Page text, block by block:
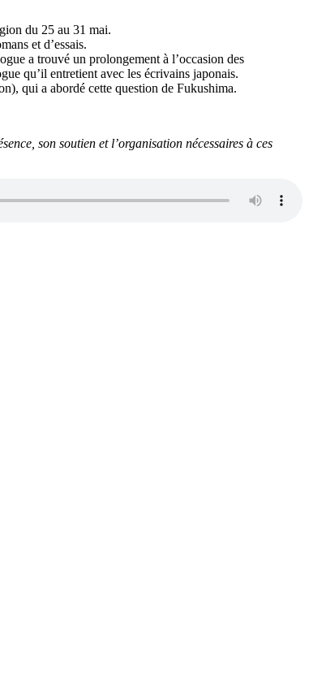
du 25 au 31 mai.
et d’essais.
a trouvé un prolongement à l’occasion des
qu’il entretient avec les écrivains japonais.
qui a abordé cette question de Fukushima.
son soutien et l’organisation nécessaires à ces